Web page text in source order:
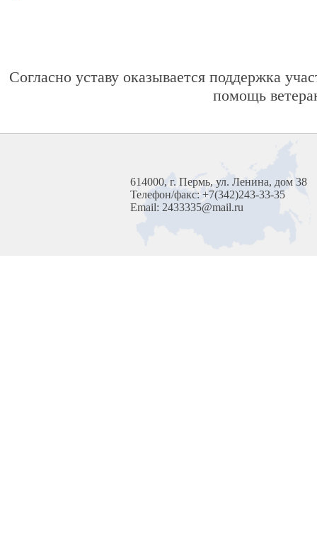
Согласно уставу оказывается поддержка
помощь
614000, г. Пермь, ул. Ленина, дом 38
Телефон/факс: +7(342)243-33-35
Email: 2433335@mail.ru